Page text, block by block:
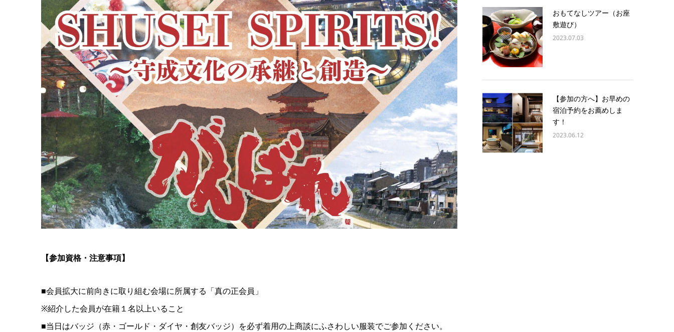
【参加資格・注意事項】
■会員拡大に前向きに取り組む会場に所属する「真の正会員」
※紹介した会員が在籍１名以上いること
■当日はバッジ（赤・ゴールド・ダイヤ・創友バッジ）を必ず着用の上商談にふさわしい服装でご参加ください。
おもてなしツアー（お座
敷遊び）
2023.07.03
【参加の方へ】お早めの
宿泊予約をお薦めしま
す！
2023.06.12